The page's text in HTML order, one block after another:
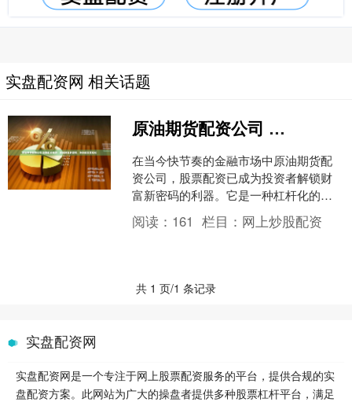
实盘配资网 相关话题
原油期货配资公司 股票配资推荐：解锁财富新密码，助你投资更轻松
在当今快节奏的金融市场中原油期货配
资公司，股票配资已成为投资者解锁财
富新密码的利器。它是一种杠杆化的投
资策略，允许投资者以较小的本金撬动
更大的资金，从而放大投资....
阅读： 161 栏目： 网上炒股配资
共 1 页/1 条记录
实盘配资网
实盘配资网是一个专注于网上股票配资服务的平台，提供合规的实
盘配资方案。此网站为广大的操盘者提供多种股票杠杆平台，满足